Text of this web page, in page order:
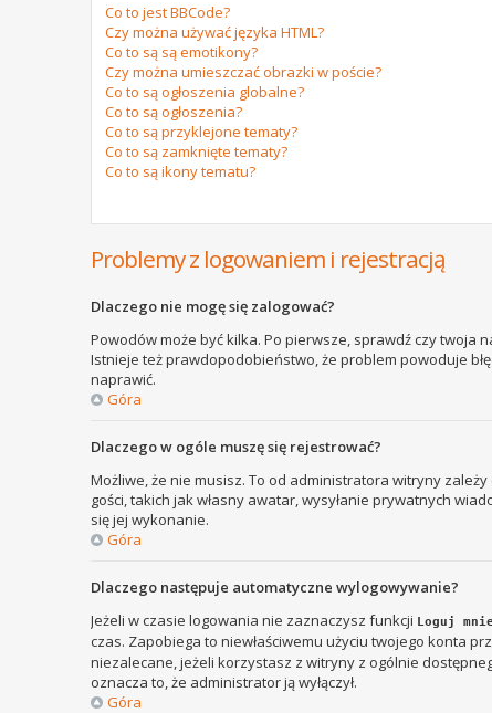
Co to jest BBCode?
Czy można używać języka HTML?
Co to są są emotikony?
Czy można umieszczać obrazki w poście?
Co to są ogłoszenia globalne?
Co to są ogłoszenia?
Co to są przyklejone tematy?
Co to są zamknięte tematy?
Co to są ikony tematu?
Problemy z logowaniem i rejestracją
Dlaczego nie mogę się zalogować?
Powodów może być kilka. Po pierwsze, sprawdź czy twoja
Istnieje też prawdopodobieństwo, że problem powoduje
naprawić.
Góra
Dlaczego w ogóle muszę się rejestrować?
Możliwe, że nie musisz. To od administratora witryny
gości, takich jak własny awatar, wysyłanie prywatnych
się jej wykonanie.
Góra
Dlaczego następuje automatyczne wylogowywanie?
Jeżeli w czasie logowania nie zaznaczysz funkcji Loguj
czas. Zapobiega to niewłaściwemu użyciu twojego konta
niezalecane, jeżeli korzystasz z witryny z ogólnie
oznacza to, że administrator ją wyłączył.
Góra